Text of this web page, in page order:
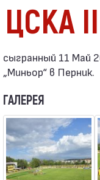
ЦСКА II
сыгранный 11 Май
„Миньор“ в Перник.
ГАЛЕРЕЯ